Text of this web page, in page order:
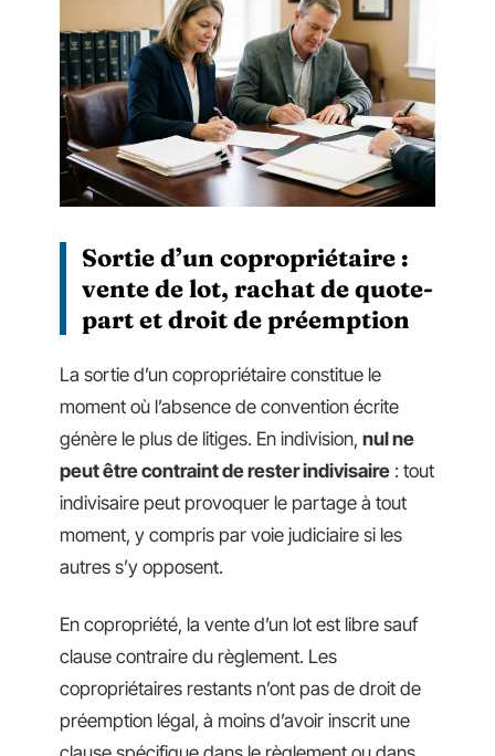
Sortie d’un copropriétaire :
vente de lot, rachat de quote-
part et droit de préemption
La sortie d’un copropriétaire constitue le
moment où l’absence de convention écrite
génère le plus de litiges. En indivision, nul ne
peut être contraint de rester indivisaire : tout
indivisaire peut provoquer le partage à tout
moment, y compris par voie judiciaire si les
autres s’y opposent.
En copropriété, la vente d’un lot est libre sauf
clause contraire du règlement. Les
copropriétaires restants n’ont pas de droit de
préemption légal, à moins d’avoir inscrit une